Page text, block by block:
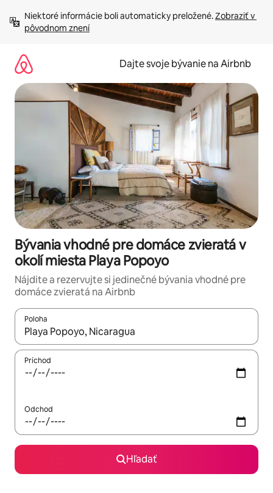
obsah.
Niektoré informácie boli automaticky preložené. Zobraziť v
pôvodnom znení
Dajte svoje bývanie na Airbnb
Bývania vhodné pre domáce zvieratá v
okolí miesta Playa Popoyo
Nájdite a rezervujte si jedinečné bývania vhodné pre
domáce zvieratá na Airbnb
Poloha
Keď budú výsledky k dispozícii, môžete si ich prechádzať
Príchod
Odchod
Hľadať